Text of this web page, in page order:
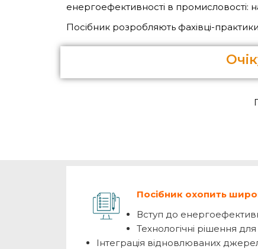
енергоефективності в промисловості:
Посібник розробляють фахівці-
Посібник охопить
Вступ до
Технологічні рішення
Інтеграція відновлюваних